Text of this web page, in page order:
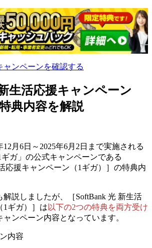
ャンペーンを確認する
生活応援キャンペーン
典内容を解説
12月6日～2025年6月2日まで実施される
ギガ」の公式キャンペーンである
応援キャンペーン（1ギガ）］の特典内
説しましたが、
［SoftBank 光 新生活
1ギガ）］は 以下の2つの特典を両方受け
ャンペーン内容となっています。
内容